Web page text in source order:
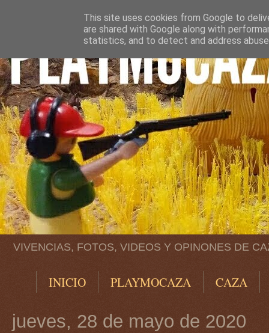
VIVENCIAS, FOTOS, VIDEOS Y OPINONES DE
INICIO PLAYMOCAZA CAZA
jueves, 28 de mayo de 2020
This site uses cookies from Google to
are shared with Google along with
statistics, and to detect and address